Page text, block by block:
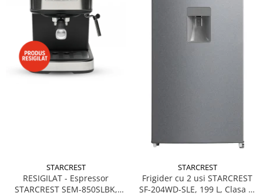
STARCREST
RESIGILAT - Espressor
STARCREST SEM-850SLBK,
STARCREST
Frigider cu 2 usi STARCREST
SF-204WD-SLE, 199 L, Clasa E,